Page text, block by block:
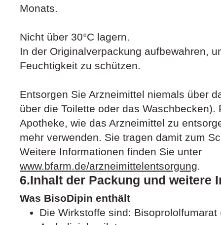
Monats.
Nicht über 30°C lagern.
In der Originalverpackung aufbewahren,
Feuchtigkeit zu schützen.
Entsorgen Sie Arzneimittel niemals über
über die Toilette oder das Waschbecken).
Apotheke, wie das Arzneimittel zu
mehr verwenden. Sie tragen damit zum
Weitere Informationen finden Sie unter
www.bfarm.de/arzneimittelentsorgung.
6.Inhalt der Packung und weitere
Was BisoDipin enthält
Die Wirkstoffe sind: Bisoprololfumarat